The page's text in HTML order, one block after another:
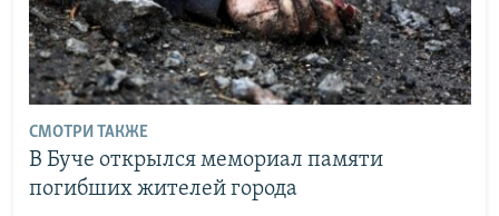
СМОТРИ ТАКЖЕ
В Буче открылся мемориал памяти
погибших жителей города